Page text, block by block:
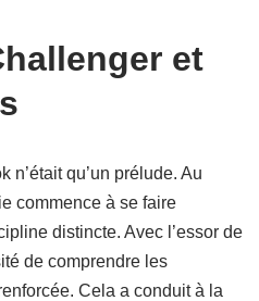
et
n’était qu’un prélude. Au
commence à se faire
distincte. Avec l’essor de
de comprendre les
Cela a conduit à la